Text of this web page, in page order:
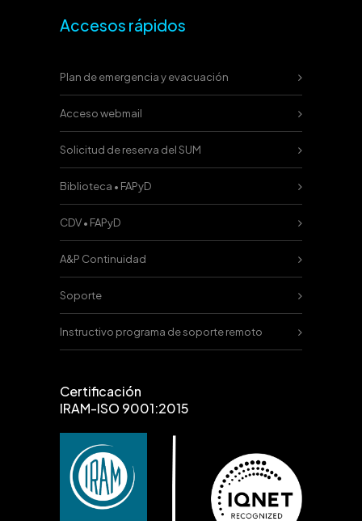
Accesos rápidos
Plan de emergencia y evacuación
Acceso webmail
Solicitud de reserva del SUM
Biblioteca • FAPyD
CDV • FAPyD
A&P Continuidad
Soporte
Instructivo programa de soporte remoto
Certificación
IRAM-ISO 9001:2015